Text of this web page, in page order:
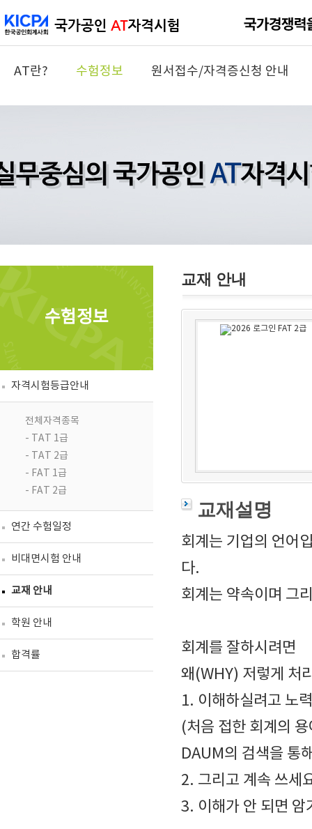
AT란? 수험정보 원서접수/자격증신청 안내
수험정보
자격시험등급안내
전체자격종목
- TAT 1급
- TAT 2급
- FAT 1급
- FAT 2급
연간 수험일정
비대면시험 안내
교재 안내
학원 안내
합격률
교재 안내
교재설명
회계는 기업의 언어
다.
회계는 약속이며 그
회계를 잘하시려면
왜(WHY) 저렇게 처
1. 이해하실려고 노
(처음 접한 회계의
DAUM의 검색을 통
2. 그리고 계속 쓰세
3. 이해가 안 되면 암